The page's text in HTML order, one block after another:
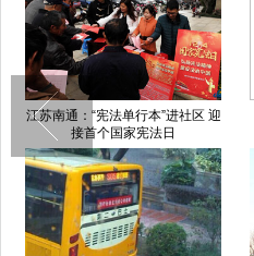
江苏南通：“宪法单行本”进社区 迎
接首个国家宪法日